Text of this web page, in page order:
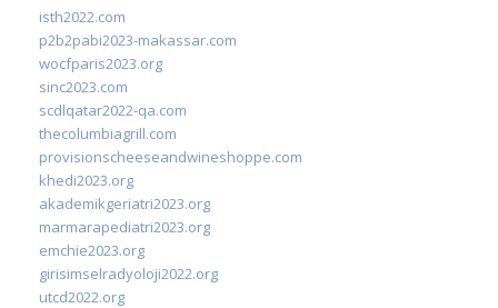
isth2022.com
p2b2pabi2023-makassar.com
wocfparis2023.org
sinc2023.com
scdlqatar2022-qa.com
thecolumbiagrill.com
provisionscheeseandwineshoppe.com
khedi2023.org
akademikgeriatri2023.org
marmarapediatri2023.org
emchie2023.org
girisimselradyoloji2022.org
utcd2022.org